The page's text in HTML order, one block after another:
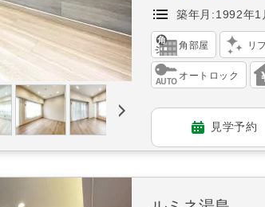
築年月:1992年1
角部屋 リ
オートロック
見学予約